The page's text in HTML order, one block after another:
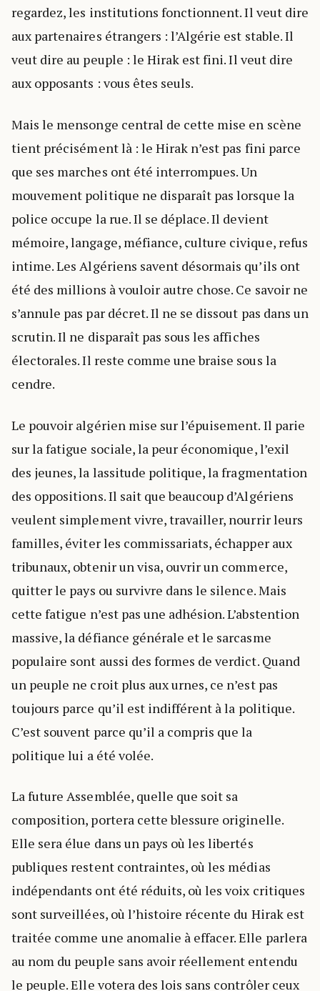
regardez, les institutions fonctionnent. Il veut dire
aux partenaires étrangers : l’Algérie est stable. Il
veut dire au peuple : le Hirak est fini. Il veut dire
aux opposants : vous êtes seuls.
Mais le mensonge central de cette mise en scène
tient précisément là : le Hirak n’est pas fini parce
que ses marches ont été interrompues. Un
mouvement politique ne disparaît pas lorsque la
police occupe la rue. Il se déplace. Il devient
mémoire, langage, méfiance, culture civique, refus
intime. Les Algériens savent désormais qu’ils ont
été des millions à vouloir autre chose. Ce savoir ne
s’annule pas par décret. Il ne se dissout pas dans un
scrutin. Il ne disparaît pas sous les affiches
électorales. Il reste comme une braise sous la
cendre.
Le pouvoir algérien mise sur l’épuisement. Il parie
sur la fatigue sociale, la peur économique, l’exil
des jeunes, la lassitude politique, la fragmentation
des oppositions. Il sait que beaucoup d’Algériens
veulent simplement vivre, travailler, nourrir leurs
familles, éviter les commissariats, échapper aux
tribunaux, obtenir un visa, ouvrir un commerce,
quitter le pays ou survivre dans le silence. Mais
cette fatigue n’est pas une adhésion. L’abstention
massive, la défiance générale et le sarcasme
populaire sont aussi des formes de verdict. Quand
un peuple ne croit plus aux urnes, ce n’est pas
toujours parce qu’il est indifférent à la politique.
C’est souvent parce qu’il a compris que la
politique lui a été volée.
La future Assemblée, quelle que soit sa
composition, portera cette blessure originelle.
Elle sera élue dans un pays où les libertés
publiques restent contraintes, où les médias
indépendants ont été réduits, où les voix critiques
sont surveillées, où l’histoire récente du Hirak est
traitée comme une anomalie à effacer. Elle parlera
au nom du peuple sans avoir réellement entendu
le peuple. Elle votera des lois sans contrôler ceux